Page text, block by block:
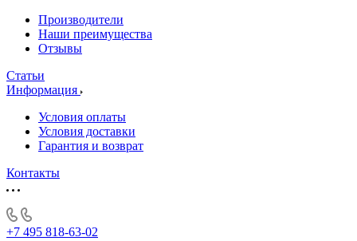
Производители
Наши преимущества
Отзывы
Статьи
Информация
Условия оплаты
Условия доставки
Гарантия и возврат
Контакты
+7 495 818-63-02